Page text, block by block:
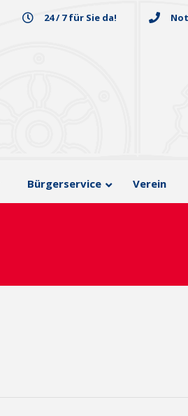
24 / 7 für Sie da!
Bürgerservice Verein